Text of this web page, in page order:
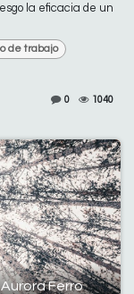
la eficacia de un
de trabajo
0 1040
Ferro